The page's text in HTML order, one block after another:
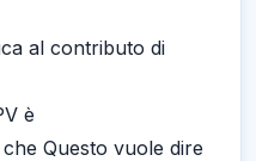
al contributo di
è
Questo vuole dire